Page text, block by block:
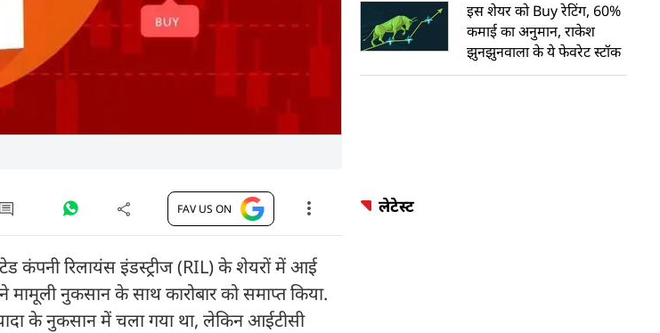
FAV US ON
कंपनी रिलायंस इंडस्ट्रीज (RIL) के शेयरों में आई
ने मामूली नुकसान के साथ कारोबार को समाप्त किया.
के नुकसान में चला गया था, लेकिन आईटीसी
इस शेयर को Buy रेटिंग, 60%
कमाई का अनुमान, राकेश
झुनझुनवाला के ये फेवरेट स्टॉक
लेटेस्ट